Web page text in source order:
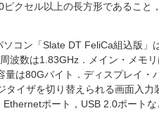
クセル以上の長方形であること
コン「Slate DT FeliCa組込版」
波数は1.83GHz．メイン・メモ
量は80Gバイト．ディスプレイ・
タイザを切り替えられる画面入力
ポート，USB 2.0ポート